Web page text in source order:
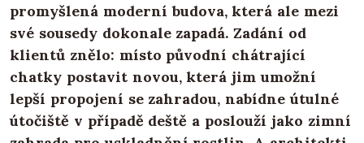
promyšlená moderní budova, která ale mezi
své sousedy dokonale zapadá. Zadání od
klientů znělo: místo původní chátrající
chatky postavit novou, která jim umožní
lepší propojení se zahradou, nabídne útulné
útočiště v případě deště a poslouží jako zimní